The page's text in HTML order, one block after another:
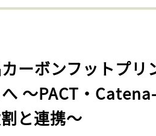
カーボンフットプリ
〜PACT・
と連携〜